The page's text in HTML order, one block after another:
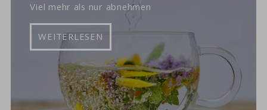
Viel mehr als nur abnehmen
WEITERLESEN